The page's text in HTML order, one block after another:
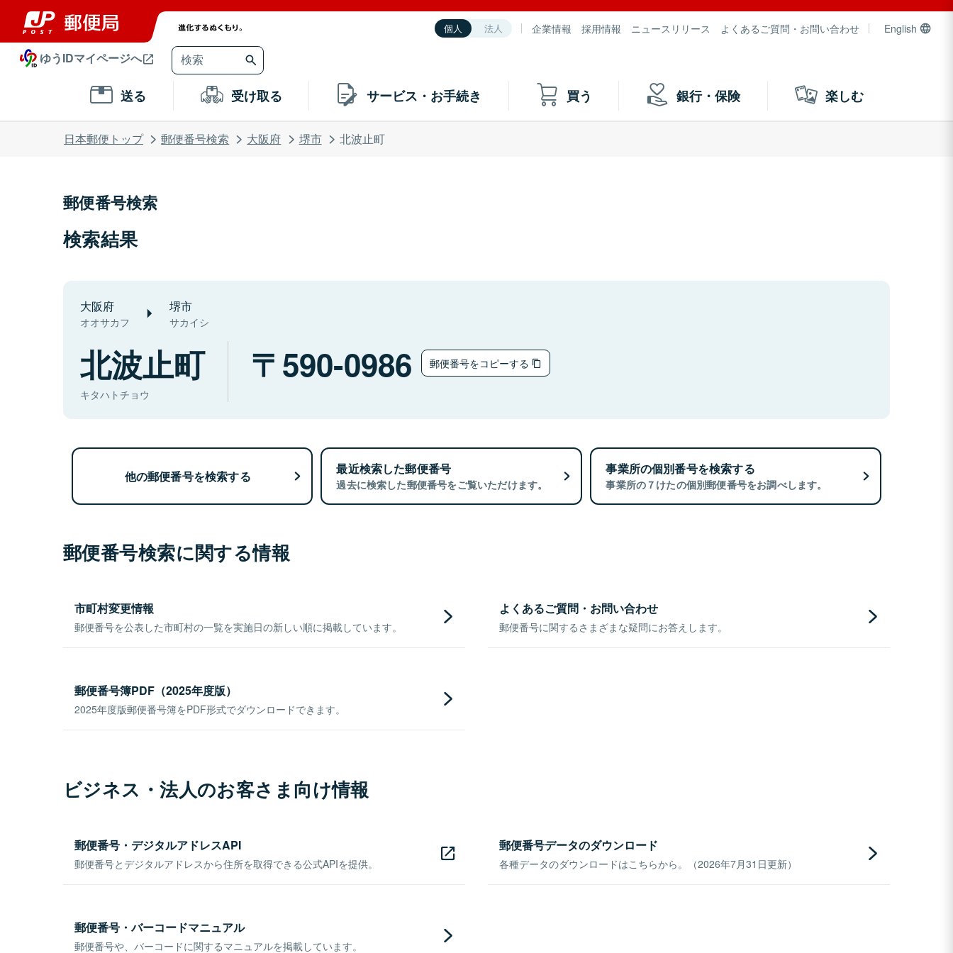
個人 法人 企業情報 採用情報 ニュースリリース よくあるご質問・お問い合わせ English
ゆうIDマイページへ
送る 受け取る サービス・お手続き 買う 銀行・保険 楽しむ
日本郵便トップ 郵便番号検索 大阪府 堺市 北波止町
郵便番号検索
検索結果
大阪府
オオサカフ
堺市
サカイシ
北波止町
キタハトチョウ
590-0986 郵便番号をコピーする
他の郵便番号を検索する 最近検索した郵便番号
過去に検索した郵便番号をご覧いただけます。
事業所の個別番号を検索する
事業所の７けたの個別郵便番号をお調べします。
郵便番号検索に関する情報
市町村変更情報
郵便番号を公表した市町村の一覧を実施日の新しい順に掲載しています。
よくあるご質問・お問い合わせ
郵便番号に関するさまざまな疑問にお答えします。
郵便番号簿PDF（2025年度版）
2025年度版郵便番号簿をPDF形式でダウンロードできます。
ビジネス・法人のお客さま向け情報
郵便番号・デジタルアドレスAPI
郵便番号とデジタルアドレスから住所を取得できる公式APIを提供。
郵便番号データのダウンロード
各種データのダウンロードはこちらから。（2026年7月31日更新）
郵便番号・バーコードマニュアル
郵便番号や、バーコードに関するマニュアルを掲載しています。